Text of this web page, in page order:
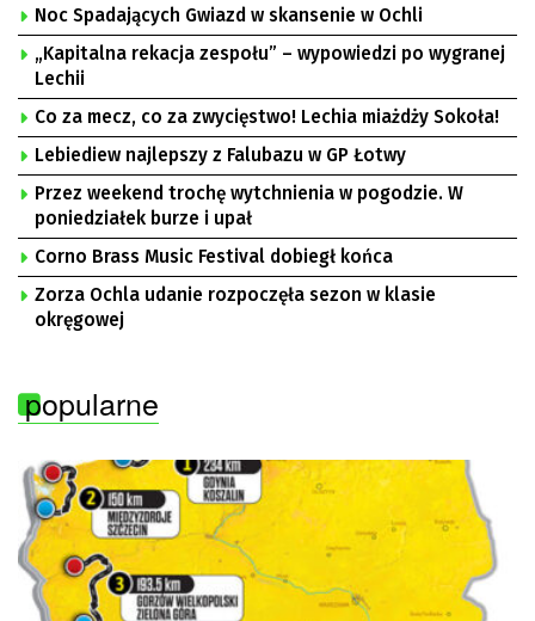
Noc Spadających Gwiazd w skansenie w Ochli
„Kapitalna rekacja zespołu” – wypowiedzi po wygranej
Lechii
Co za mecz, co za zwycięstwo! Lechia miażdży Sokoła!
Lebiediew najlepszy z Falubazu w GP Łotwy
Przez weekend trochę wytchnienia w pogodzie. W
poniedziałek burze i upał
Corno Brass Music Festival dobiegł końca
Zorza Ochla udanie rozpoczęła sezon w klasie
okręgowej
popularne